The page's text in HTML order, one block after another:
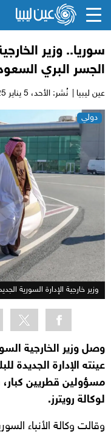
سوريا.. وزير
الجسر البري
عين ليبيا | نُشر: الأحد،
دولي
وزير خارجية الإدارة السورية
وصل وزير الخارجية
عينته الإدارة الجديدة
مسؤولين قطريين
لوكالة رويترز.
وقالت وكالة الأنباء